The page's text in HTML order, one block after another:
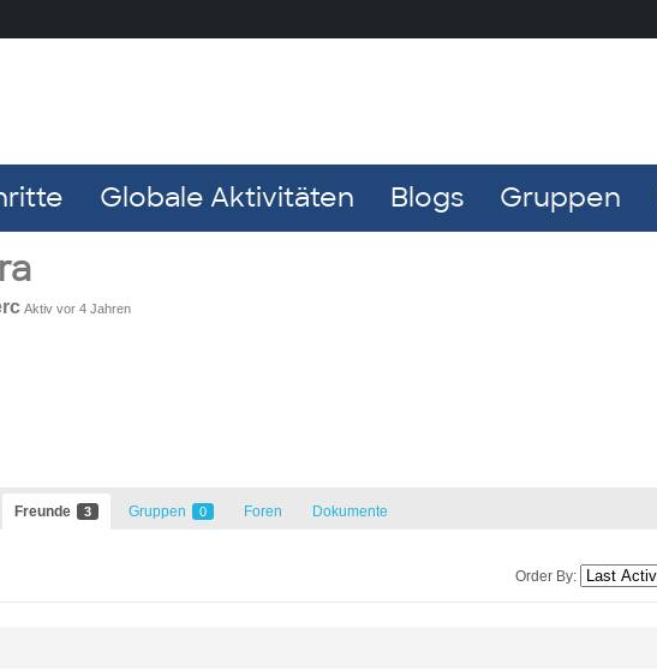
Globale Aktivitäten Blogs Gruppen
Aktiv vor 4 Jahren
Freunde 3 Gruppen 0 Foren Dokumente
Order By: